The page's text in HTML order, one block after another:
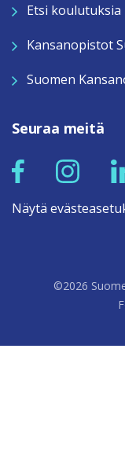
Etsi koulutuksia
Kansanopistot
Suomen
Seuraa meitä
Näytä
©2026